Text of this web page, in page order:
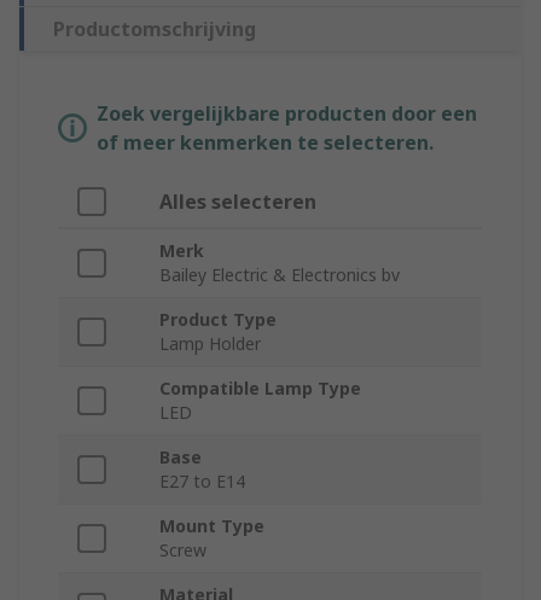
Productomschrijving
Zoek vergelijkbare producten door een
of meer kenmerken te selecteren.
Alles selecteren
Merk
Bailey Electric & Electronics bv
Product Type
Lamp Holder
Compatible Lamp Type
LED
Base
E27 to E14
Mount Type
Screw
Material